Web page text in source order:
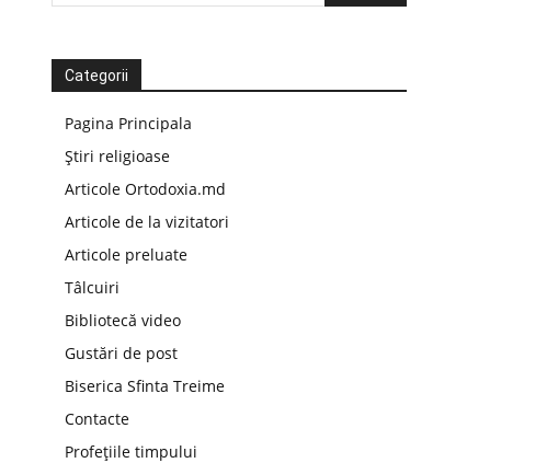
Categorii
Pagina Principala
Știri religioase
Articole Ortodoxia.md
Articole de la vizitatori
Articole preluate
Tâlcuiri
Bibliotecă video
Gustări de post
Biserica Sfinta Treime
Contacte
Profețiile timpului